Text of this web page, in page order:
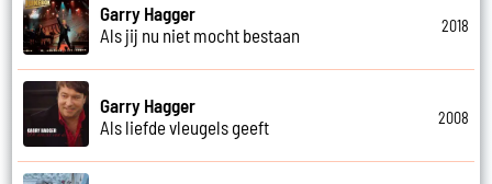
Garry Hagger
Als jij nu niet mocht bestaan
2018
Garry Hagger
Als liefde vleugels geeft
2008